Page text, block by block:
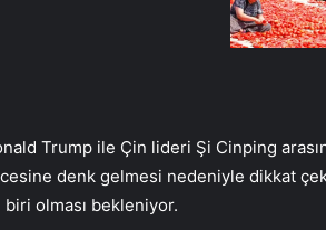
Trump ile Çin lideri Şi Cinping
denk gelmesi nedeniyle dikkat
olması bekleniyor.